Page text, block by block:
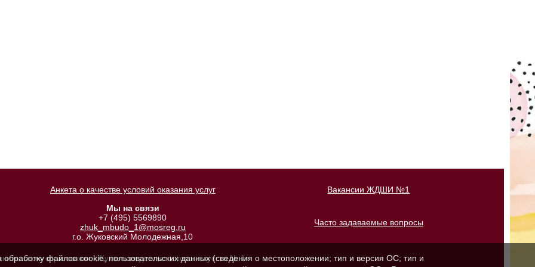
Анкета о качестве условий оказания услуг
Вакансии ЖДШИ №1
Мы на связи
+7 (495) 5569890
zhuk_mbudo_1@mosreg.ru
г.о. Жуковский Молодежная,10
Часто задаваемые вопросы
образования «Жуковская детская школа искусств № 1»
файлов cookie, пользовательских данных (сведения о местоположении; тип и версия ОС; тип и